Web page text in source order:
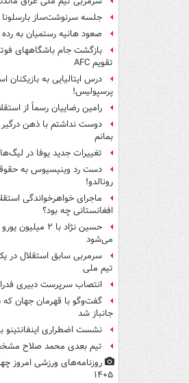
جلسه سرنوشت‌ساز بارسلونا
صعود هانیه رستمیان به
بازگشت جام باشگاههای
تقویم AFC
درس ایتالیایی‌ به بازیکنان
پرسپولیس!
رامین رضاییان رسماً از
دوست نداشتم با ذهن
بمانم
تغییرات جدید یوفا در
دست رد وینیسیوس به
رونالدو!
ماجرای خواهرخواندگی
افغانستانی چه بود؟
حسین نژاد با ۲
می‌شود
سرمربی سابق استقلال در
تیم ملی
انتصاب سرپرست دبیری
گفت‌وگو با قهرمان جهان که
جانباز شد
نشست اضطراری اینفانتینو
تیم بعدی محمد صلاح
۱۴۰۵